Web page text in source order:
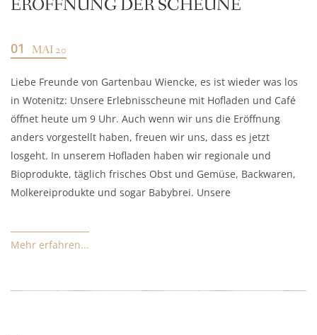
ERÖFFNUNG DER SCHEUNE
01 MAI 20
Liebe Freunde von Gartenbau Wiencke, es ist wieder was los
in Wotenitz: Unsere Erlebnisscheune mit Hofladen und Café
öffnet heute um 9 Uhr. Auch wenn wir uns die Eröffnung
anders vorgestellt haben, freuen wir uns, dass es jetzt
losgeht. In unserem Hofladen haben wir regionale und
Bioprodukte, täglich frisches Obst und Gemüse, Backwaren,
Molkereiprodukte und sogar Babybrei. Unsere
Mehr erfahren...